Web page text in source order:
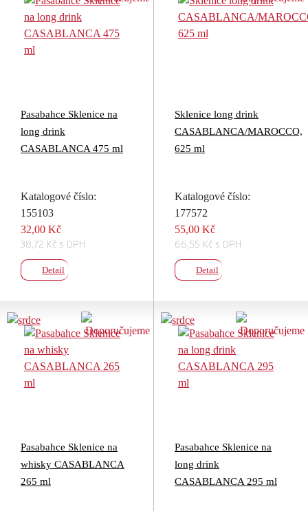
Pasabahce Sklenice na
long drink
CASABLANCA 475 ml
Katalogové číslo:
155103
32,00 Kč
38,72 Kč s DPH
Detail
Sklenice long drink
CASABLANCA/MAROCCO,
625 ml
Katalogové číslo:
177572
55,00 Kč
66,55 Kč s DPH
Detail
Pasabahce Sklenice na
whisky CASABLANCA
265 ml
Pasabahce Sklenice na
long drink
CASABLANCA 295 ml